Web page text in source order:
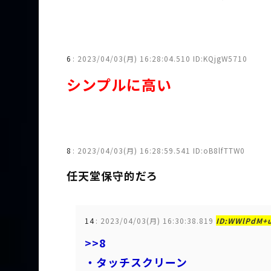
6 : 2023/04/03(月) 16:28:04.510 ID:KQjgW5710
シンプルに高い
8 : 2023/04/03(月) 16:28:59.541 ID:oB8lfTTW0
任天堂保守的だろ
14: 2023/04/03(月) 16:30:38.819
>>8
・タッチスクリーン